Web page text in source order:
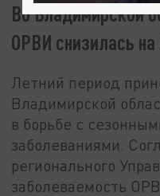
Во Владимирской
ОРВИ снизилась на
Летний период
Владимирской
в борьбе с
заболеваниями.
регионального
заболеваемость